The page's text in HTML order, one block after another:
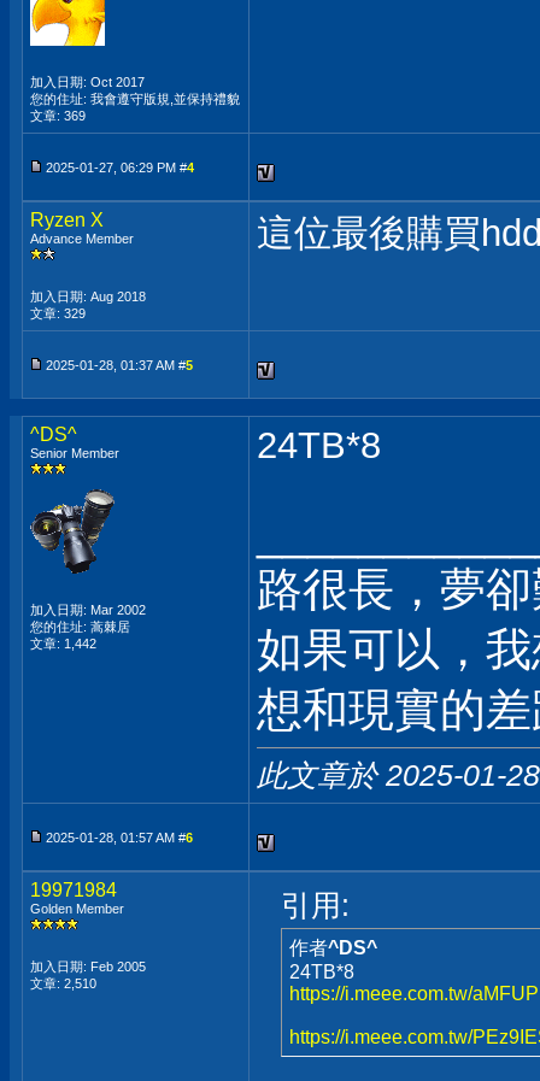
加入日期: Oct 2017
您的住址: 我會遵守版規,並保持禮貌
文章: 369
2025-01-27, 06:29 PM #4
Ryzen X
Advance Member
加入日期: Aug 2018
文章: 329
這位最後購買
2025-01-28, 01:37 AM #5
^DS^
Senior Member
加入日期: Mar 2002
您的住址: 蒿棘居
文章: 1,442
24TB*8
路很長，夢
如果可以，
想和現實的
此文章於 2025-01-
2025-01-28, 01:57 AM #6
19971984
Golden Member
加入日期: Feb 2005
文章: 2,510
引用:
作者^DS^
24TB*8
https://i.meee.com.tw/
https://i.meee.com.tw/